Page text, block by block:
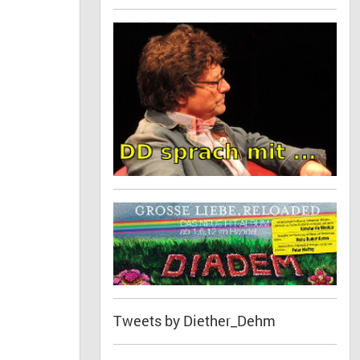
Tweets by Diether_Dehm